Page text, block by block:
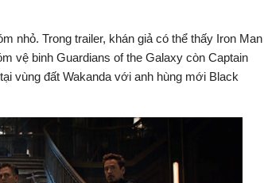
nhỏ. Trong trailer, khán giả có thể thấy Iron Man
vệ binh Guardians of the Galaxy còn Captain
vùng đất Wakanda với anh hùng mới Black